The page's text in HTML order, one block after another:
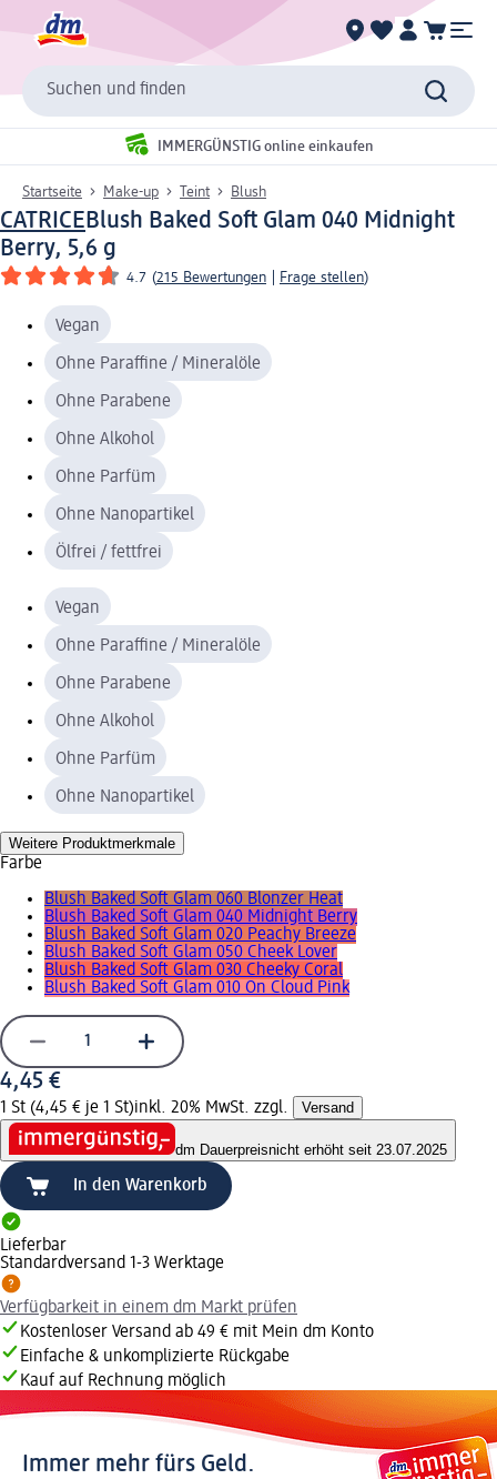
Suchen und finden
IMMERGÜNSTIG online einkaufen
Startseite Make-up Teint Blush
CATRICEBlush Baked Soft Glam 040 Midnight
Berry, 5,6 g
4.7 (215 Bewertungen Frage stellen)
Vegan
Ohne Paraffine / Mineralöle
Ohne Parabene
Ohne Alkohol
Ohne Parfüm
Ohne Nanopartikel
Ölfrei / fettfrei
Vegan
Ohne Paraffine / Mineralöle
Ohne Parabene
Ohne Alkohol
Ohne Parfüm
Ohne Nanopartikel
Weitere Produktmerkmale
Farbe
Blush Baked Soft Glam 060 Blonzer Heat
Blush Baked Soft Glam 040 Midnight Berry
Blush Baked Soft Glam 020 Peachy Breeze
Blush Baked Soft Glam 050 Cheek Lover
Blush Baked Soft Glam 030 Cheeky Coral
Blush Baked Soft Glam 010 On Cloud Pink
4,45 €
1 St (4,45 € je 1 St)inkl. 20% MwSt. zzgl. Versand
dm Dauerpreisnicht erhöht seit 23.07.2025
In den Warenkorb
Lieferbar
Standardversand 1-3 Werktage
Verfügbarkeit in einem dm Markt prüfen
Kostenloser Versand ab 49 € mit Mein dm Konto
Einfache & unkomplizierte Rückgabe
Kauf auf Rechnung möglich
Immer mehr fürs Geld.